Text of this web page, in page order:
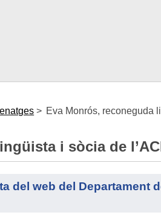
> Eva Monrós, reconeguda
i sòcia de
del web del Departament